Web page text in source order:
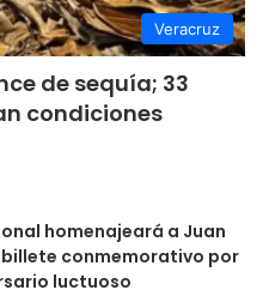
Veracruz
de sequía; 33
condiciones
homenajeará a Juan
conmemorativo por
luctuoso